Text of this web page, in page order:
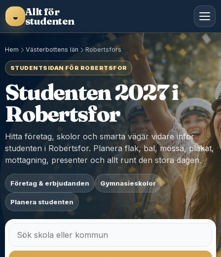
◒ Allt för
studenten
Hem Västerbottens län Robertsfors
STUDENTSIDAN FÖR ROBERTSFOR
Studenten 2027 i
Robertsfor
Hitta företag, skolor och smarta vägar vidare inför
studenten i Robertsfor. Planera flak, bal, mössa, plakat,
mottagning, presenter och allt runt den stora dagen.
Företag & erbjudanden Gymnasieskolor
Planera studenten